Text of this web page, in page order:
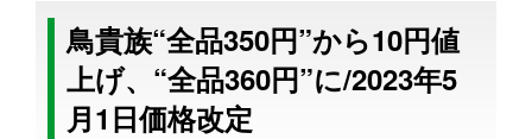
鳥貴族“全品350円”から10円値
上げ、“全品360円”に/2023年5
月1日価格改定